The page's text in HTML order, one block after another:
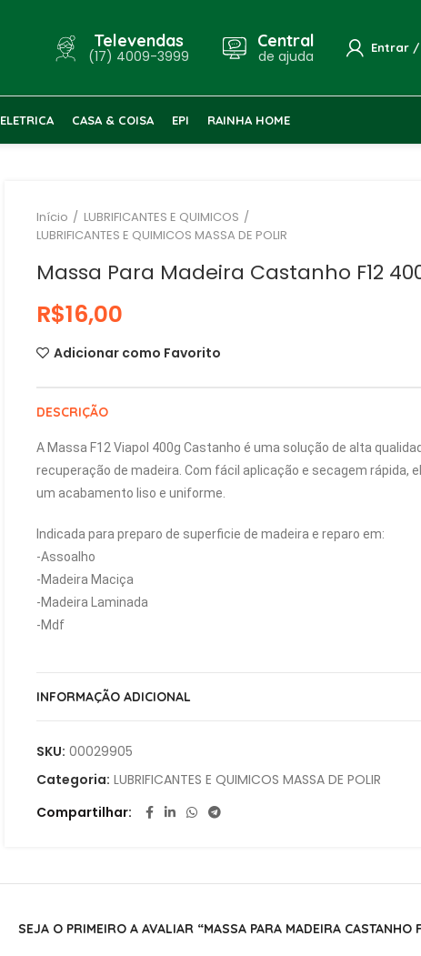
Televendas
(17) 4009-3999
Central
de ajuda Entrar
ELETRICA CASA & COISA EPI RAINHA HOME
Início
LUBRIFICANTES E QUIMICOS
LUBRIFICANTES E QUIMICOS MASSA DE POLIR
Massa Para Madeira Castanho F12
R$
Adicionar como Favorito
DESCRIÇÃO
A Massa F12 Viapol 400g Castanho é uma solução de alta
recuperação de madeira. Com fácil aplicação e secagem rápida,
um acabamento liso e uniforme.
Indicada para preparo de superficie de madeira e reparo em:
-Assoalho
-Madeira Maciça
-Madeira Laminada
-Mdf
INFORMAÇÃO ADICIONAL
SKU: 00029905
Categoria: LUBRIFICANTES E QUIMICOS MASSA DE POLIR
Compartilhar
SEJA O PRIMEIRO A AVALIAR “MASSA PARA MADEIRA CASTANHO